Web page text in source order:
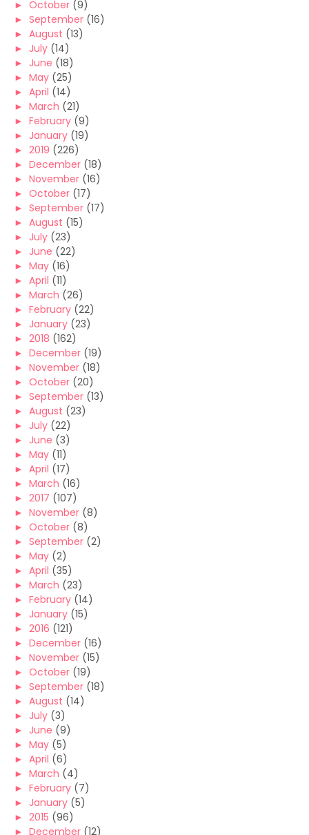
► October (9)
► September (16)
► August (13)
► July (14)
► June (18)
► May (25)
► April (14)
► March (21)
► February (9)
► January (19)
► 2019 (226)
► December (18)
► November (16)
► October (17)
► September (17)
► August (15)
► July (23)
► June (22)
► May (16)
► April (11)
► March (26)
► February (22)
► January (23)
► 2018 (162)
► December (19)
► November (18)
► October (20)
► September (13)
► August (23)
► July (22)
► June (3)
► May (11)
► April (17)
► March (16)
► 2017 (107)
► November (8)
► October (8)
► September (2)
► May (2)
► April (35)
► March (23)
► February (14)
► January (15)
► 2016 (121)
► December (16)
► November (15)
► October (19)
► September (18)
► August (14)
► July (3)
► June (9)
► May (5)
► April (6)
► March (4)
► February (7)
► January (5)
► 2015 (96)
► December (12)